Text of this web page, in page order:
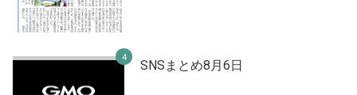
SNSまとめ8月6日